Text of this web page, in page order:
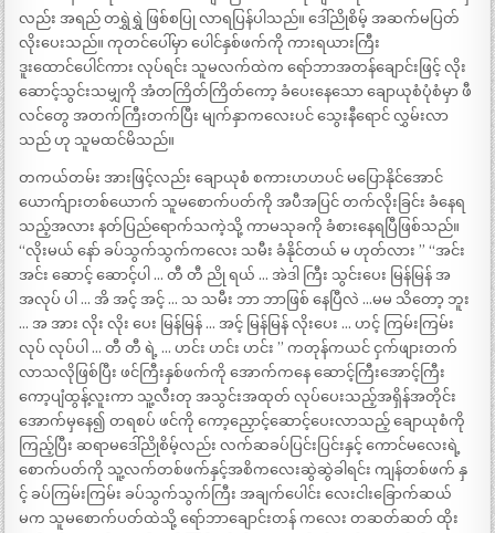
လည်း အရည် တရွှဲရွှဲ ဖြစ်စပြု လာရပြန်ပါသည်။ ဒေါ်ညိုစိမ့် အဆက်မပြတ်
လိုးပေးသည်။ ကုတင်ပေါ်မှာ ပေါင်နှစ်ဖက်ကို ကားရယားကြီး
ဒူးထောင်ပေါင်ကား လုပ်ရင်း သူမလက်ထဲက ရော်ဘာအတန်ချောင်းဖြင့် လိုး
ဆောင့်သွင်းသမျှကို အံတကြိတ်ကြိတ်ကော့ ခံပေးနေသော ချောယုစံပုံစံမှာ ဖီ
လင်တွေ အတက်ကြီးတက်ပြီး မျက်နှာကလေးပင် သွေးနီရောင် လွှမ်းလာ
သည် ဟု သူမထင်မိသည်။
တကယ်တမ်း အားဖြင့်လည်း ချောယုစံ စကားဟဟပင် မပြောနိုင်အောင်
ယောက်ျားတစ်ယောက် သူမစောက်ပတ်ကို အပီအပြင် တက်လိုးခြင်း ခံနေရ
သည့်အလား နတ်ပြည်ရောက်သကဲ့သို့ ကာမသုခကို ခံစားနေရပြီဖြစ်သည်။
“လိုးမယ် နော် ခပ်သွက်သွက်ကလေး သမီး ခံနိုင်တယ် မ ဟုတ်လား ” “အင်း
အင်း ဆောင့် ဆောင့်ပါ … တီ တီ ညို ရယ် … အဲဒါ ကြီး သွင်းပေး မြန်မြန် အ
အလုပ် ပါ … အိ အင့် အင့် … သ သမီး ဘာ ဘာဖြစ် နေပြီလဲ …မမ သိတော့ ဘူး
… အ အား လိုး လိုး ပေး မြန်မြန် … အင့် မြန်မြန် လိုးပေး … ဟင့် ကြမ်းကြမ်း
လုပ် လုပ်ပါ … တီ တီ ရဲ့ … ဟင်း ဟင်း ဟင်း ” ကတုန်ကယင် ငှက်ဖျားတက်
လာသလိုဖြစ်ပြီး ဖင်ကြီးနှစ်ဖက်ကို အောက်ကနေ ဆောင့်ကြီးအောင့်ကြီး
ကော့ပျံထွန့်လူးကာ သူ့လီးတု အသွင်းအထုတ် လုပ်ပေးသည့်အရှိန်အတိုင်း
အောက်မှနေ၍ တရစပ် ဖင်ကို ကော့ညှောင့်ဆောင့်ပေးလာသည့် ချောယုစံကို
ကြည့်ပြီး ဆရာမဒေါ်ညိုစိမ့်လည်း လက်ဆခပ်ပြင်းပြင်းနှင့် ကောင်မလေးရဲ့
စောက်ပတ်ကို သူ့လက်တစ်ဖက်နှင့်အစိကလေးဆွဲဆွဲခါရင်း ကျန်တစ်ဖက် နှ
င့် ခပ်ကြမ်းကြမ်း ခပ်သွက်သွက်ကြီး အချက်ပေါင်း လေးငါးခြောက်ဆယ်
မက သူမစောက်ပတ်ထဲသို့ ရော်ဘာချောင်းတန် ကလေး တဆတ်ဆတ် ထိုး